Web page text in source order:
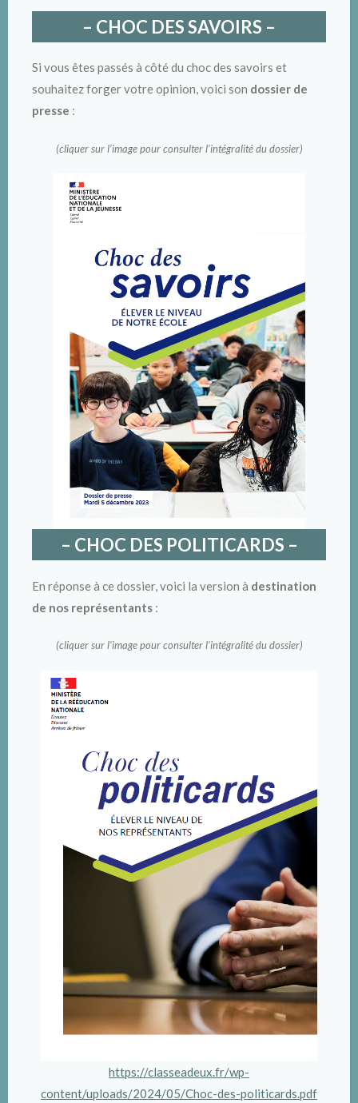
– CHOC DES SAVOIRS –
Si vous êtes passés à côté du choc des savoirs et
souhaitez forger votre opinion, voici son dossier de
presse :
(cliquer sur l’image pour consulter l’intégralité du dossier)
– CHOC DES POLITICARDS –
En réponse à ce dossier, voici la version à destination
de nos représentants :
(cliquer sur l’image pour consulter l’intégralité du dossier)
https://classeadeux.fr/wp-
content/uploads/2024/05/Choc-des-politicards.pdf